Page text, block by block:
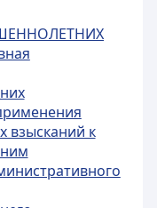
взысканий к